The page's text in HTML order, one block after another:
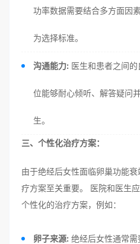
功率数据需要结合多方面因
为选择标准。
沟通能力: 医生和患者之间
位能够耐心倾听、解答疑问
生。
三、个性化治疗方案：
由于绝经后女性面临卵巢功能
疗方案至关重要。 医院和医生
个性化的治疗方案，例如：
卵子来源: 绝经后女性通常